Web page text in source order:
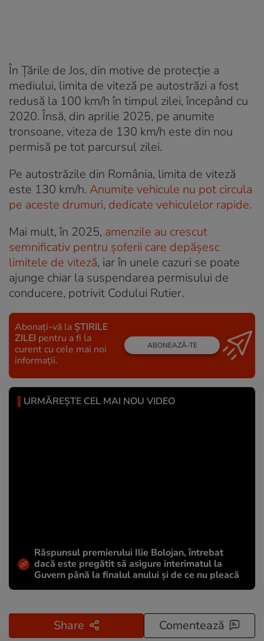
În Țările de Jos, din motive de protecție a
mediului, limita de viteză pe autostrăzi a fost
redusă la 100 km/h în timpul zilei, începând cu
2020. Însă, din aprilie 2025, pe anumite
tronsoane, viteza de 130 km/h este din nou
permisă pe tot parcursul zilei.
Pe autostrăzile din România, limita de viteză
este 130 km/h. Anumite vehicule nu pot circula
pe aceste drumuri, dedicate vehiculelor rapide.
Mai mult, în 2025, amenzile au crescut
semnificativ pentru șoferii care depășesc
limitele de viteză, iar în unele cazuri se poate
ajunge chiar la suspendarea permisului de
conducere, potrivit Codului Rutier.
Abonați-vă la ȘTIRILE
ZILEI pentru a fi la
curent cu cele mai noi
informații.
ABONEAZĂ-TE
URMĂREȘTE CEL MAI NOU VIDEO
Răspunsul premierului Ilie Bolojan, întrebat
dacă este pregătit să asigure interimatul la
Guvern până la finalul anului și de ce nu pleacă
Share Comentează